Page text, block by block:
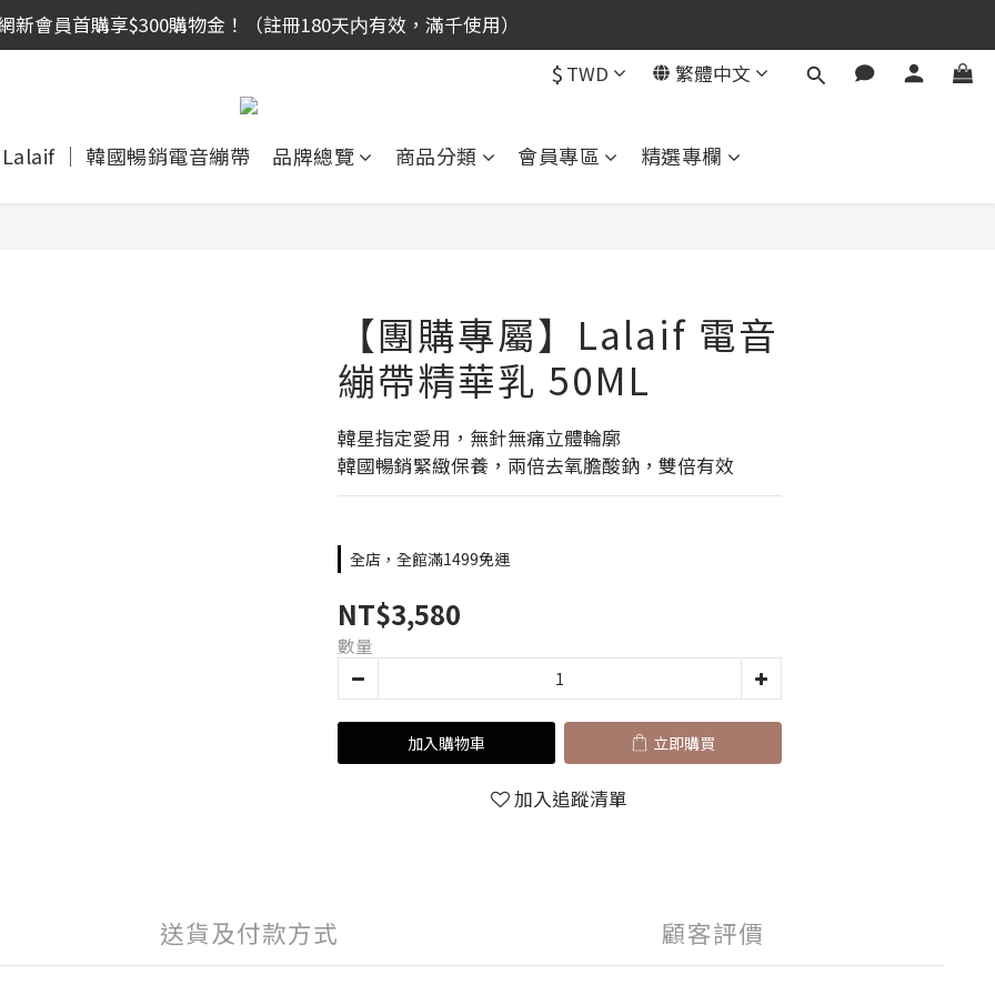
新會員首購享$300購物金！（註冊180天内有效，滿千使用）
全館滿999免運！
$ TWD 繁體中文
Lalaif ｜ 韓國暢銷電音繃帶 品牌總覽 商品分類 會員專區 精選專欄
【團購專屬】Lalaif 電音
繃帶精華乳 50ML
韓星指定愛用，無針無痛立體輪廓
韓國暢銷緊緻保養，兩倍去氧膽酸鈉，雙倍有效
全店，全館滿1499免運
NT$3,580
數量
加入購物車 立即購買
加入追蹤清單
送貨及付款方式 顧客評價